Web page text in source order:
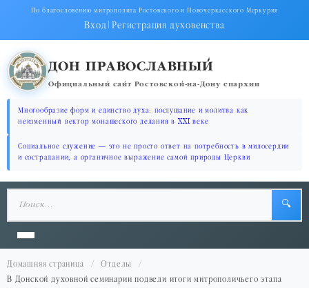
По благословению митрополита Ростовского и Новочеркасского Меркурия
Вход|Регистрация духовенства
ДОН ПРАВОСЛАВНЫЙ
Официальный сайт Ростовской-на-Дону епархии
Многообразие форм и единство духа: послушание и молитва как
неизменный вектор монашеского делания в XXI веке
Социальное служение — это не просто ответ на потребность в милосердии
и сострадании, а органичное выражение самой природы Церкви
🔍
Домашняя страница
Отделы
В Донской духовной семинарии подвели итоги митрополичьего этапа